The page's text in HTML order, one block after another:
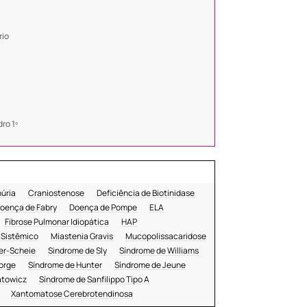
1º
Craniostenose
Deficiência de Biotinidase
de Fabry Doença de Pompe
ELA
Fibrose Pulmonar Idiopática
HAP
Miastenia Gravis
Mucopolissacaridose
Scheie Sindrome de Sly
Síndrome de Williams
Síndrome de Hunter
Síndrome de Jeune
Síndrome de Sanfilippo Tipo A
Xantomatose Cerebrotendinosa